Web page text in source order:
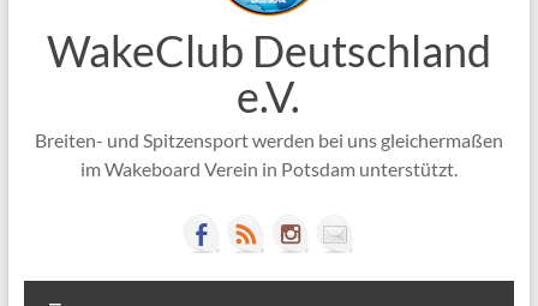
WakeClub Deutschland
e.V.
Breiten- und Spitzensport werden bei uns gleichermaßen
im Wakeboard Verein in Potsdam unterstützt.